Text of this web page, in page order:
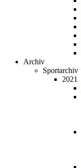
Archiv
Sportarchiv
2021